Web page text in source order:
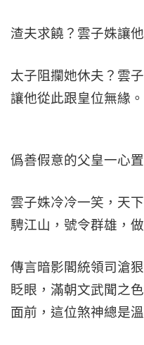
渣夫求饒？雲子姝讓
太子阻攔她休夫？雲
讓他從此跟皇位無緣。
僞善假意的父皇一心
雲子姝冷冷一笑，天
騁江山，號令群雄，
傳言暗影閣統領司滄
眨眼，滿朝文武聞之
面前，這位煞神總是